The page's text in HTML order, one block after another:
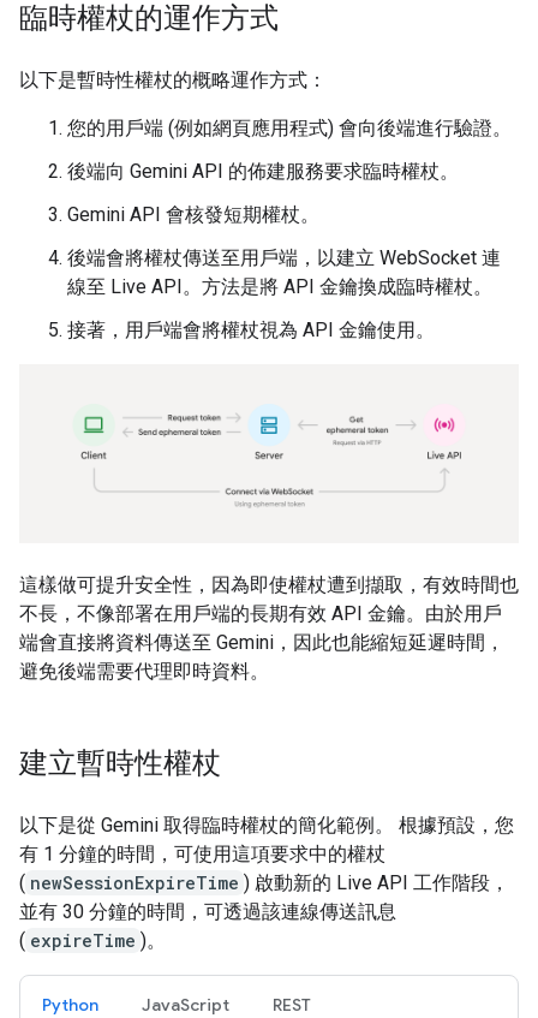
臨時權杖的運作方式
以下是暫時性權杖的概略運作方式：
您的用戶端 (例如網頁應用程式) 會向後端進行驗證。
後端向 Gemini API 的佈建服務要求臨時權杖。
Gemini API 會核發短期權杖。
後端會將權杖傳送至用戶端，以建立 WebSocket 連
線至 Live API。方法是將 API 金鑰換成臨時權杖。
接著，用戶端會將權杖視為 API 金鑰使用。
這樣做可提升安全性，因為即使權杖遭到擷取，有效時間也
不長，不像部署在用戶端的長期有效 API 金鑰。由於用戶
端會直接將資料傳送至 Gemini，因此也能縮短延遲時間，
避免後端需要代理即時資料。
建立暫時性權杖
以下是從 Gemini 取得臨時權杖的簡化範例。 根據預設，您
有 1 分鐘的時間，可使用這項要求中的權杖
( newSessionExpireTime ) 啟動新的 Live API 工作階段，
並有 30 分鐘的時間，可透過該連線傳送訊息
( expireTime )。
Python JavaScript REST